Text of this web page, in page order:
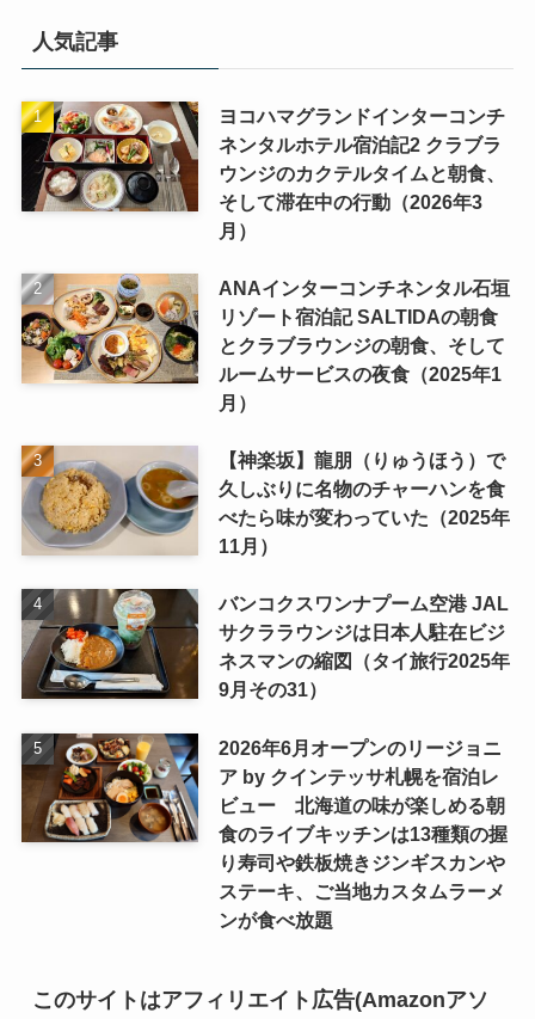
人気記事
ヨコハマグランドインターコンチ
ネンタルホテル宿泊記2 クラブラ
ウンジのカクテルタイムと朝食、
そして滞在中の行動（2026年3
月）
ANAインターコンチネンタル石垣
リゾート宿泊記 SALTIDAの朝食
とクラブラウンジの朝食、そして
ルームサービスの夜食（2025年1
月）
【神楽坂】龍朋（りゅうほう）で
久しぶりに名物のチャーハンを食
べたら味が変わっていた（2025年
11月）
バンコクスワンナプーム空港 JAL
サクララウンジは日本人駐在ビジ
ネスマンの縮図（タイ旅行2025年
9月その31）
2026年6月オープンのリージョニ
ア by クインテッサ札幌を宿泊レ
ビュー 北海道の味が楽しめる朝
食のライブキッチンは13種類の握
り寿司や鉄板焼きジンギスカンや
ステーキ、ご当地カスタムラーメ
ンが食べ放題
このサイトはアフィリエイト広告(Amazonアソ